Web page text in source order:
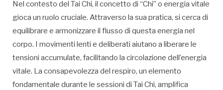
Nel contesto del Tai Chi, il concetto di “Chi” o energia vitale
gioca un ruolo cruciale. Attraverso la sua pratica, si cerca di
equilibrare e armonizzare il flusso di questa energia nel
corpo. I movimenti lenti e deliberati aiutano a liberare le
tensioni accumulate, facilitando la circolazione dell’energia
vitale. La consapevolezza del respiro, un elemento
fondamentale durante le sessioni di Tai Chi, amplifica